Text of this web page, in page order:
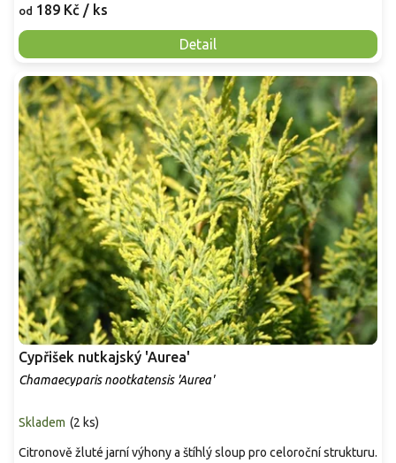
od 189 Kč / ks
Detail
Cypřišek nutkajský 'Aurea'
Chamaecyparis nootkatensis 'Aurea'
Skladem (2 ks)
Citronově žluté jarní výhony a štíhlý sloup pro celoroční strukturu.